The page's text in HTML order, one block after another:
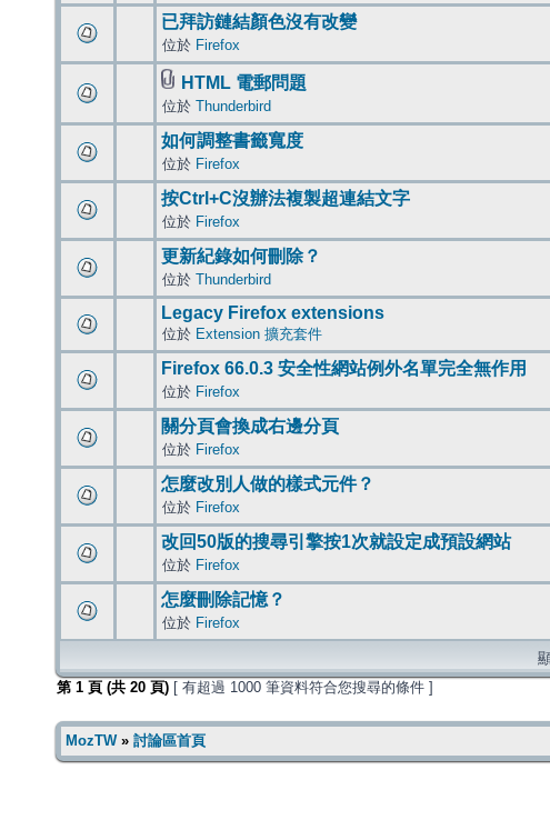
已拜訪鏈結顏色沒有改變
位於 Firefox
HTML 電郵問題
位於 Thunderbird
如何調整書籤寬度
位於 Firefox
按Ctrl+C沒辦法複製超連結文字
位於 Firefox
更新紀錄如何刪除？
位於 Thunderbird
Legacy Firefox extensions
位於 Extension 擴充套件
Firefox 66.0.3 安全性網站例外名單完全無作用
位於 Firefox
關分頁會換成右邊分頁
位於 Firefox
怎麼改別人做的樣式元件？
位於 Firefox
改回50版的搜尋引擎按1次就設定成預設網站
位於 Firefox
怎麼刪除記憶？
位於 Firefox
第 1 頁 (共 20 頁) [ 有超過 1000 筆資料符合您搜尋的條件 ]
MozTW» 討論區首頁